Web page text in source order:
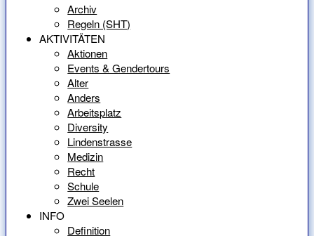
Archiv
Regeln (SHT)
AKTIVITÄTEN
Aktionen
Events & Gendertours
Alter
Anders
Arbeitsplatz
Diversity
Lindenstrasse
Medizin
Recht
Schule
Zwei Seelen
INFO
Definition